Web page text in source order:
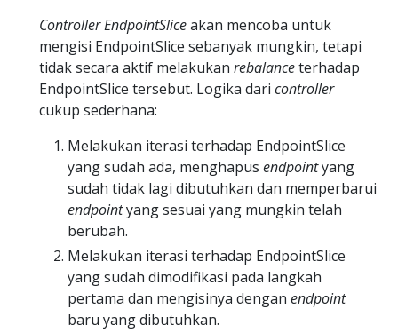
Controller EndpointSliceakan mencoba untuk
mengisi EndpointSlice sebanyak mungkin, tetapi
tidak secara aktif melakukan rebalanceterhadap
EndpointSlice tersebut. Logika dari controller
cukup sederhana:
Melakukan iterasi terhadap EndpointSlice
yang sudah ada, menghapus endpointyang
sudah tidak lagi dibutuhkan dan memperbarui
endpointyang sesuai yang mungkin telah
berubah.
Melakukan iterasi terhadap EndpointSlice
yang sudah dimodifikasi pada langkah
pertama dan mengisinya dengan endpoint
baru yang dibutuhkan.